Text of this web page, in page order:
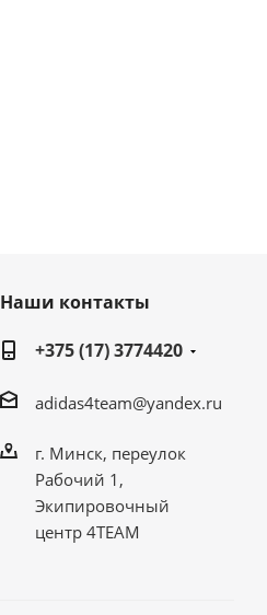
Наши контакты
+375 (17) 3774420
adidas4team@yandex.ru
г. Минск, переулок
Рабочий 1,
Экипировочный
центр 4TEAM